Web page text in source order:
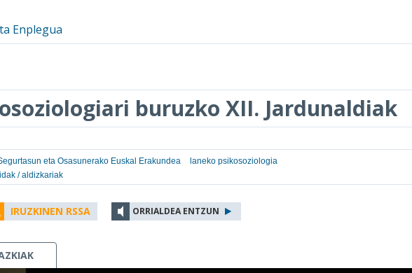
Enplegua
buruzko XII. Jardunaldiak
eta Osasunerako Euskal Erakundea
laneko psikosoziologia
/ aldizkariak
IRUZKINEN RSSA ORRIALDEA ENTZUN